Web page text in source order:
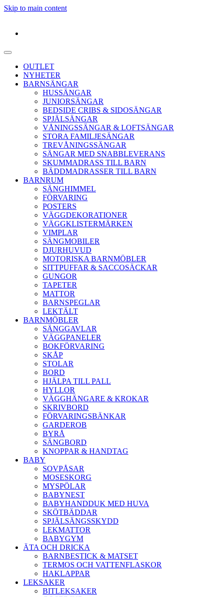
Skip to main content
OUTLET
NYHETER
BARNSÄNGAR
HUSSÄNGAR
JUNIORSÄNGAR
BEDSIDE CRIBS & SIDOSÄNGAR
SPJÄLSÄNGAR
VÅNINGSSÄNGAR & LOFTSÄNGAR
STORA FAMILJESÄNGAR
TREVÅNINGSSÄNGAR
SÄNGAR MED SNABBLEVERANS
SKUMMADRASS TILL BARN
BÄDDMADRASSER TILL BARN
BARNRUM
SÄNGHIMMEL
FÖRVARING
POSTERS
VÄGGDEKORATIONER
VÄGGKLISTERMÄRKEN
VIMPLAR
SÄNGMOBILER
DJURHUVUD
MOTORISKA BARNMÖBLER
SITTPUFFAR & SACCOSÄCKAR
GUNGOR
TAPETER
MATTOR
BARNSPEGLAR
LEKTÄLT
BARNMÖBLER
SÄNGGAVLAR
VÄGGPANELER
BOKFÖRVARING
SKÅP
STOLAR
BORD
HJÄLPA TILL PALL
HYLLOR
VÄGGHÄNGARE & KROKAR
SKRIVBORD
FÖRVARINGSBÄNKAR
GARDEROB
BYRÅ
SÄNGBORD
KNOPPAR & HANDTAG
BABY
SOVPÅSAR
MOSESKORG
MYSPÖLAR
BABYNEST
BABYHANDDUK MED HUVA
SKÖTBÄDDAR
SPJÄLSÄNGSSKYDD
LEKMATTOR
BABYGYM
ÄTA OCH DRICKA
BARNBESTICK & MATSET
TERMOS OCH VATTENFLASKOR
HAKLAPPAR
LEKSAKER
BITLEKSAKER